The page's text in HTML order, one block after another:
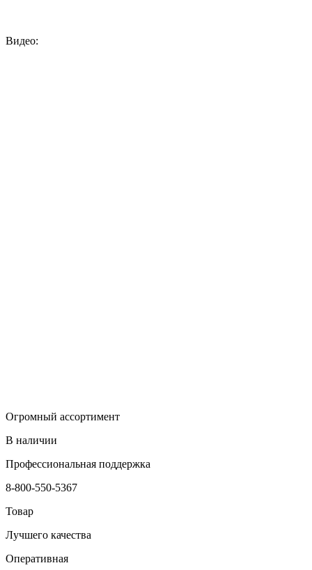
Видео:
Огромный ассортимент
В наличии
Профессиональная поддержка
8-800-550-5367
Товар
Лучшего качества
Оперативная